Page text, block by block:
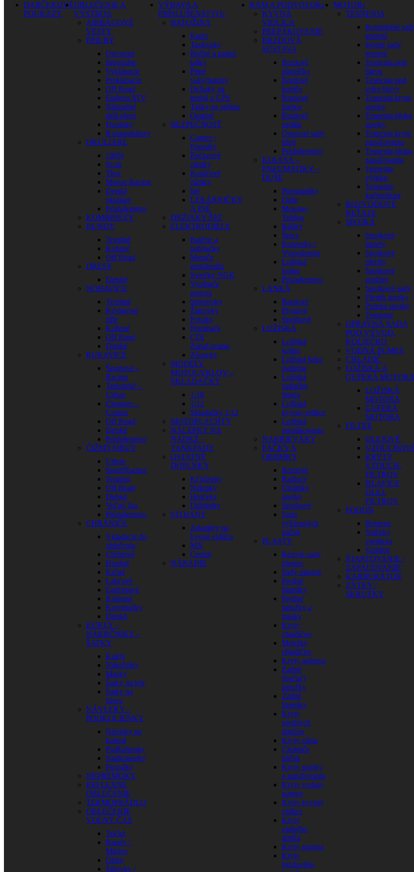
DARČEKOVÉ
POUKAZY
OBLEČENIE A
VÝSTROJ
AIRBAGOVÉ
VESTY
PRILBY
Otvorené
Integrálne
Vyklápacie
Preklápacie
Off Road
Enduro/ATV
Náhradné
sklá-plexi
Doplnky
Komunikátory
OKULIARE
100%
Scott
Thor
Moose Racing
Detské
okuliare
Príslušenstvo
KOMBINÉZY
BUNDY
Textilné
Kožené
Off Road
DRESY
Detské
NOHAVICE
Textilné
Kevlarové
rifle
Kožené
Off Road
Detské
RUKAVICE
Športové –
Racing
Turistické –
Urban
Chopper –
Cruiser
Off Road
Detské
Príslušenstvo
ČIŽMY/OBUV
Urban
Sport/Racing
Touring
Off Road
Detské
Voľný čas
Príslušenstvo
CHRÁNIČE
Vkladacie do
oblečenia
Chrbtové
Hrudné
Krčné
Lakťové
Ľadvinové
Kolenné
Korytnačky
Detské
KUKLY –
NÁKRČNÍKY –
ŠATKY
Kukly
Nákrčníky
Masky
Šatky na krk
Šatky na
hlavu
NÁVLEKY –
PODKOLIENKY
Návleky na
kolená
Podkolienky
Nadkolienky
Ponožky
NEPREMOKY
REFLEXNÉ
OBLEČENIE
TERMOPRÁDLO
OBLEČENIE
VOĽNÝ ČAS
Tričká
Bundy /
Mikiny
Obuv
Šiltovky /
VÝBAVA A
PRÍSLUŠENSTVO
BATOŽINA
Kufre
Tankvaky
Bočné a zadné
tašky
Pitné
vaky/batohy
Držiaky na
mobil a GPS
Tašky na stehno
Ostatné
BEZPEČNOSŤ
Gurtne /
Popruhy
Reťazové
zámky
Kotúčové
zámky
Iné
LEKÁRNIČKY
A INÉ
DRŽIAKY ŠPZ
ELEKTRODIELY
Batérie a
nabíjačky
Merače
motohodín
Sviečky NGK
Vypínače
motora
Smerovky
Žiarovky
Poistky
Prepínače
CDI
Zapaľovanie
Zásuvky
MODELY
MOTOCYKLOV –
SKLADAČKY
1:18
1:12
Skladačky 1:12
MOTOPLACHTY
NÁLEPKY NA
NÁDRŽ –
TANKPADY
OSTATNÉ
DOPLNKY
Kľúčenky
Nálepky
Hrnčeky
Dáždniky
STOJANY
Adaptéry na
kyvnú vidlicu
MX
Cestné
NÁRADIE
RÁM A PODVOZOK
KYVNÁ
VIDLICA
PREPÁKOVANIE
BRZDOVÁ
SÚSTAVA
Brzdové
platničky
Brzdové
kotúče
Brzdové
hadice
Brzdové
pedále
Opravné sady
bŕzd
Príslušenstvo
KOLESÁ –
PNEUMATIKY –
DUŠE
Pneumatiky
Duše
Mousse-
Tubliss
Ráfiky
Špice
Rozperky /
Vymedzenia
Ložiská
kolies
Príslušenstvo
LANKÁ
Brzdové
Plynové
Spojkové
LOŽISKÁ
Ložiská
kolies
Ložiská krku
riadenia
Ložiská
zadného
tlmiča
Ložiská
kyvnej vidlice
Ložiská
prepákovania
NAHRIEVÁKY
PÁČKY A
OBJÍMKY
Brzdové
Radiace
Objímky
spojky
Spojkové
Sada
výklopných
páčok
PLASTY
Restyle sady
plastov
Sady plastov
Predné
blatníky
Predné
tabuľky a
masky
Kryty
chladičov
Mriežky
chladičov
Kryty airboxu
Zadné
(bočné)
tabuľky
Zadné
blatníky
Kryty
predných
tlmičov
Kryty rámu
Chrániče
páčok
Kryty spojky
a zapaľovania
Kryty vodnej
pumpy
Kryty kyvnej
vidlice
Kryty
zadného
tlmiča
Kryty motora
Kryty
brzdového
MOTOR
TESNENIA
Kompletné
tesnení
Horné sady
tesnení
Tesnenia pod
hlavu
Tesnenia pod
veko hlavy
Tesnenia krytu
spojky
Tesnenia bloku
spojky
Tesnenia krytu
zapaľovania
Tesnenia bloku
zapaľovania
Tesnenia
výfuku
Tesnenia
karburátora
ROZVODOVÉ
REŤAZE
SPOJKA
Spojkové
lamely
Spojkové
plechy
Spojkové
pružiny
Spojkové sady
Piestik spojky
Pumpa spojky
Tesnenia
OPRAVNÁ SADA
POD VÝVOD.
KOLIEČKO
VODNÁ PUMPA
CHLADIČ
LOŽISKÁ A
GUFERÁ MOTORA
LOŽISKÁ
MOTORA
GUFERÁ
MOTORA
FILTRE
OLEJOVÉ
KRYTY
VZDUCH.
FILTROV
HLAVICE
OLEJ.
FILTROV
POHON
Remene
Valčeky
variátora
Variátor
ŠTARTOVANIE /
ZAPAĽOVANIE
KARBURÁTOR
ZÁTKY /
SKRUTKY